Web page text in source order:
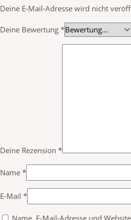
Deine E-Mail-Adresse wird nicht
Deine Bewertung *
Deine Rezension *
Name *
E-Mail *
Name, E-Mail-Adresse und